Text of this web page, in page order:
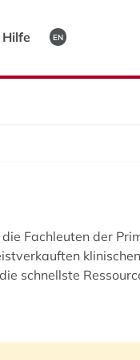
Hilfe EN
Fachleuten der
schnellste